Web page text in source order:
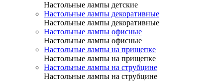
Настольные лампы детские
Настольные лампы декоративные
Настольные лампы декоративные
Настольные лампы офисные
Настольные лампы офисные
Настольные лампы на прищепке
Настольные лампы на прищепке
Настольные лампы на струбцине
Настольные лампы на струбцине